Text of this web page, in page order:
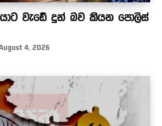
වැඩේ දුන් බව කියන පොලිස්
4, 2026